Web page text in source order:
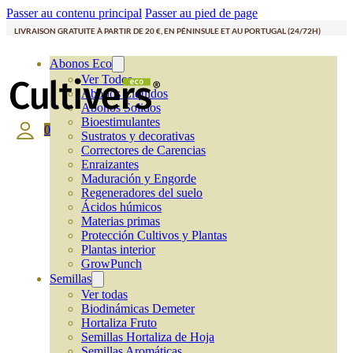
Passer au contenu principal Passer au pied de page
LIVRAISON GRATUITE À PARTIR DE 20 €, EN PÉNINSULE ET AU PORTUGAL (24/72H)
Abonos Eco
Ver Todos
Abonos Líquidos
Abonos Solidos
Bioestimulantes
Sustratos y decorativas
Correctores de Carencias
Enraizantes
Maduración y Engorde
Regeneradores del suelo
Ácidos húmicos
Materias primas
Protección Cultivos y Plantas
Plantas interior
GrowPunch
Semillas
Ver todas
Biodinámicas Demeter
Hortaliza Fruto
Semillas Hortaliza de Hoja
0